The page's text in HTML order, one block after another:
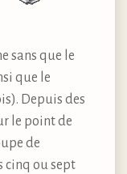
sans que le
que le
Depuis des
le point de
de
cinq ou sept